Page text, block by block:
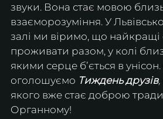
звуки. Вона стає мовою
взаєморозуміння. У
залі ми віримо, що найкращі
проживати разом, у колі
якими серце бʼється в
оголошуємо Тиждень друзів,
якого вже стає доброю
Органному!